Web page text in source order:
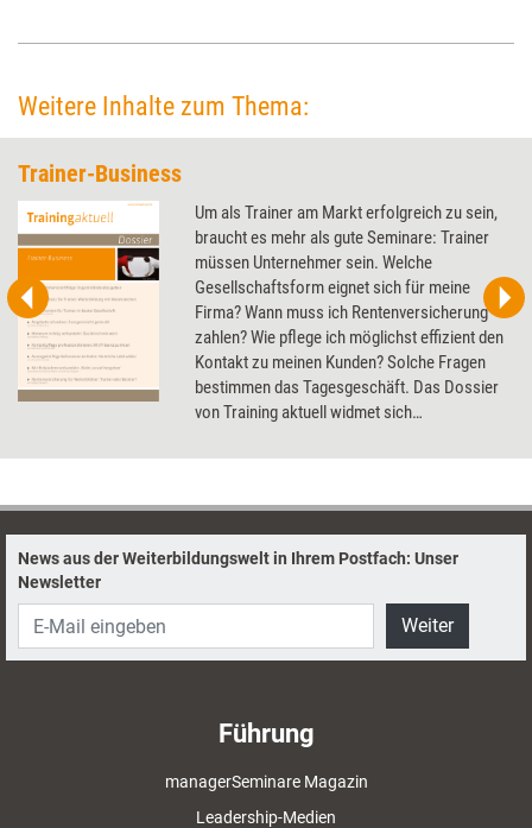
Weitere Inhalte zum Thema:
Trainer-Business
Um als Trainer am Markt erfolgreich zu sein,
braucht es mehr als gute Seminare: Trainer
müssen Unternehmer sein. Welche
Gesellschaftsform eignet sich für meine
Firma? Wann muss ich Rentenversicherung
zahlen? Wie pflege ich möglichst effizient den
Kontakt zu meinen Kunden? Solche Fragen
bestimmen das Tagesgeschäft. Das Dossier
von Training aktuell widmet sich
Business, u.a. Honorarverhandlungen,
News aus der Weiterbildungswelt in Ihrem Postfach: Unser
Newsletter
Weiter
Führung
managerSeminare Magazin
Leadership-Medien